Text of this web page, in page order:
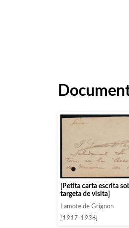
[Petita carta escrita
targeta de visita]
Lamote de Grignon
[1917-1936]